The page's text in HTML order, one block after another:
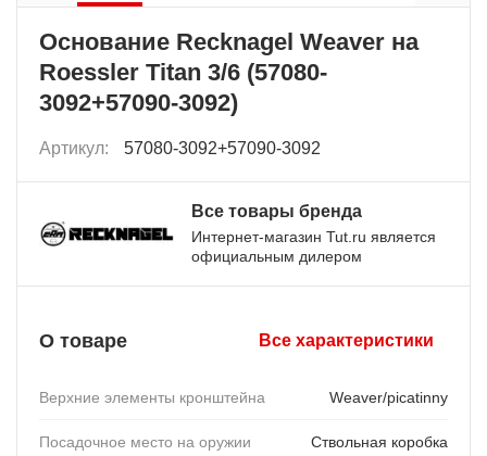
Основание Recknagel Weaver на
Roessler Titan 3/6 (57080-
3092+57090-3092)
Артикул: 57080-3092+57090-3092
Все товары бренда
Интернет-магазин Tut.ru является
официальным дилером
О товаре Все характеристики
Верхние элементы кронштейна Weaver/picatinny
Посадочное место на оружии Ствольная коробка